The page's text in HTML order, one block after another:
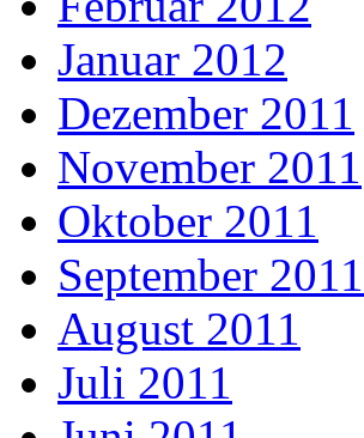
Januar 2012
Dezember 2011
November 2011
Oktober 2011
September 2011
August 2011
Juli 2011